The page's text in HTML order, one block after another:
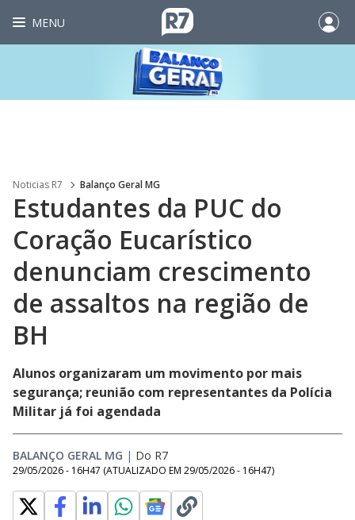
MENU
Noticias R7 Balanço Geral MG
Estudantes da PUC do
Coração Eucarístico
denunciam crescimento
de assaltos na região de
BH
Alunos organizaram um movimento por mais
segurança; reunião com representantes da Polícia
Militar já foi agendada
BALANÇO GERAL MG | Do R7
29/05/2026 - 16H47 (ATUALIZADO EM 29/05/2026 - 16H47)